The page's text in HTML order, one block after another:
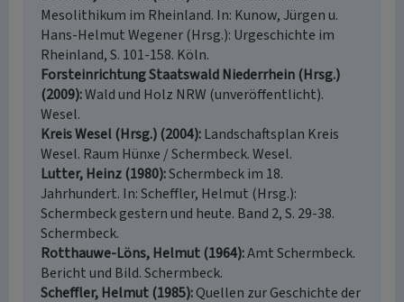
Mesolithikum im Rheinland. In: Kunow, Jürgen u.
Hans-Helmut Wegener (Hrsg.): Urgeschichte im
Rheinland, S. 101-158. Köln.
Forsteinrichtung Staatswald Niederrhein (Hrsg.)
(2009) Wald und Holz NRW (unveröffentlicht).
Wesel.
Kreis Wesel (Hrsg.) (2004) Landschaftsplan Kreis
Wesel. Raum Hünxe / Schermbeck. Wesel.
Lutter, Heinz (1980) Schermbeck im 18.
Jahrhundert. In: Scheffler, Helmut (Hrsg.):
Schermbeck gestern und heute. Band 2, S. 29-38.
Schermbeck.
Rotthauwe-Löns, Helmut (1964) Amt Schermbeck.
Bericht und Bild. Schermbeck.
Scheffler, Helmut (1985) Quellen zur Geschichte der